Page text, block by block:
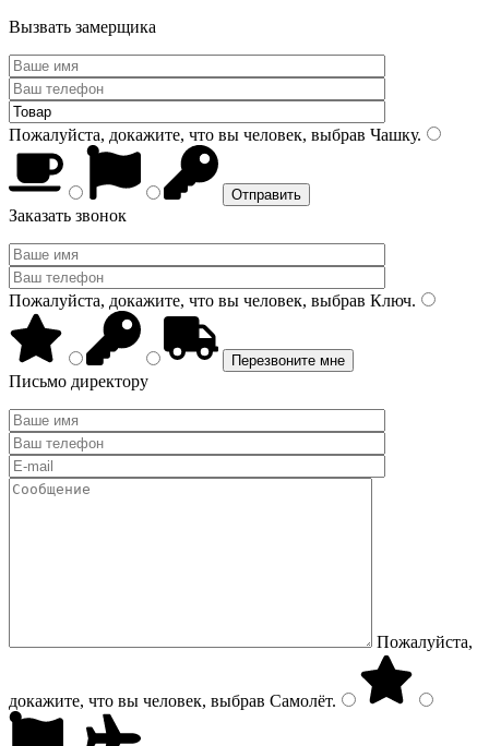
Вызвать замерщика
Пожалуйста, докажите, что вы человек, выбрав Чашку.
Заказать звонок
Пожалуйста, докажите, что вы человек, выбрав Ключ.
Письмо директору
Пожалуйста,
докажите, что вы человек, выбрав Самолёт.